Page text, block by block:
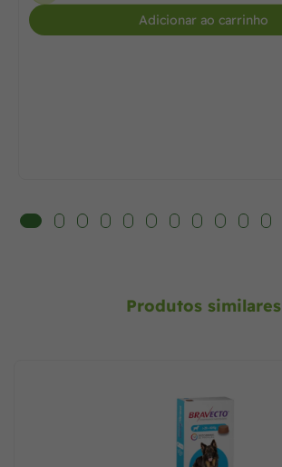
Adicionar ao carrinho
Produtos similares